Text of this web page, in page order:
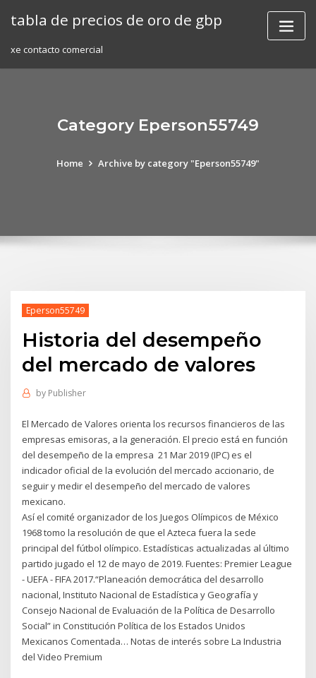
tabla de precios de oro de gbp
xe contacto comercial
Category Eperson55749
Home Archive by category "Eperson55749"
Eperson55749
Historia del desempeño
del mercado de valores
by Publisher
El Mercado de Valores orienta los recursos financieros de las
empresas emisoras, a la generación. El precio está en función
del desempeño de la empresa 21 Mar 2019 (IPC) es el
indicador oficial de la evolución del mercado accionario, de
seguir y medir el desempeño del mercado de valores
mexicano.
Así el comité organizador de los Juegos Olímpicos de México
1968 tomo la resolución de que el Azteca fuera la sede
principal del fútbol olímpico. Estadísticas actualizadas al último
partido jugado el 12 de mayo de 2019. Fuentes: Premier League
- UEFA - FIFA 2017.“Planeación democrática del desarrollo
nacional, Instituto Nacional de Estadística y Geografía y
Consejo Nacional de Evaluación de la Política de Desarrollo
Social” in Constitución Política de los Estados Unidos
Mexicanos Comentada… Notas de interés sobre La Industria
del Video Premium